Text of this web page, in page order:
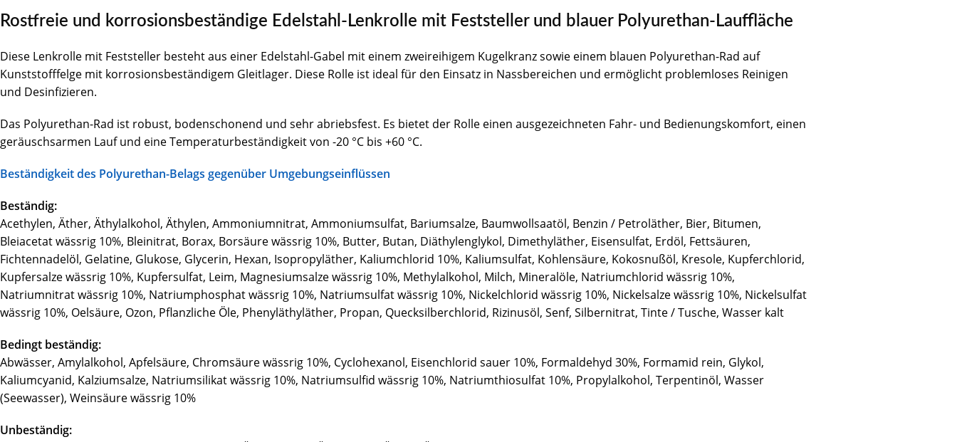
Rostfreie und korrosionsbeständige Edelstahl-Lenkrolle mit Feststeller und blauer Polyurethan-Lauffläche
Diese Lenkrolle mit Feststeller besteht aus einer Edelstahl-Gabel mit einem zweireihigem Kugelkranz sowie einem blauen Polyurethan-Rad auf
Kunststofffelge mit korrosionsbeständigem Gleitlager. Diese Rolle ist ideal für den Einsatz in Nassbereichen und ermöglicht problemloses Reinigen
und Desinfizieren.
Das Polyurethan-Rad ist robust, bodenschonend und sehr abriebsfest. Es bietet der Rolle einen ausgezeichneten Fahr- und Bedienungskomfort, einen
geräuschsarmen Lauf und eine Temperaturbeständigkeit von -20 °C bis +60 °C.
Beständigkeit des Polyurethan-Belags gegenüber Umgebungseinflüssen
Beständig:
Acethylen, Äther, Äthylalkohol, Äthylen, Ammoniumnitrat, Ammoniumsulfat, Bariumsalze, Baumwollsaatöl, Benzin / Petroläther, Bier, Bitumen,
Bleiacetat wässrig 10%, Bleinitrat, Borax, Borsäure wässrig 10%, Butter, Butan, Diäthylenglykol, Dimethyläther, Eisensulfat, Erdöl, Fettsäuren,
Fichtennadelöl, Gelatine, Glukose, Glycerin, Hexan, Isopropyläther, Kaliumchlorid 10%, Kaliumsulfat, Kohlensäure, Kokosnußöl, Kresole, Kupferchlorid,
Kupfersalze wässrig 10%, Kupfersulfat, Leim, Magnesiumsalze wässrig 10%, Methylalkohol, Milch, Mineralöle, Natriumchlorid wässrig 10%,
Natriumnitrat wässrig 10%, Natriumphosphat wässrig 10%, Natriumsulfat wässrig 10%, Nickelchlorid wässrig 10%, Nickelsalze wässrig 10%, Nickelsulfat
wässrig 10%, Oelsäure, Ozon, Pflanzliche Öle, Phenyläthyläther, Propan, Quecksilberchlorid, Rizinusöl, Senf, Silbernitrat, Tinte / Tusche, Wasser kalt
Bedingt beständig:
Abwässer, Amylalkohol, Apfelsäure, Chromsäure wässrig 10%, Cyclohexanol, Eisenchlorid sauer 10%, Formaldehyd 30%, Formamid rein, Glykol,
Kaliumcyanid, Kalziumsalze, Natriumsilikat wässrig 10%, Natriumsulfid wässrig 10%, Natriumthiosulfat 10%, Propylalkohol, Terpentinöl, Wasser
(Seewasser), Weinsäure wässrig 10%
Unbeständig: